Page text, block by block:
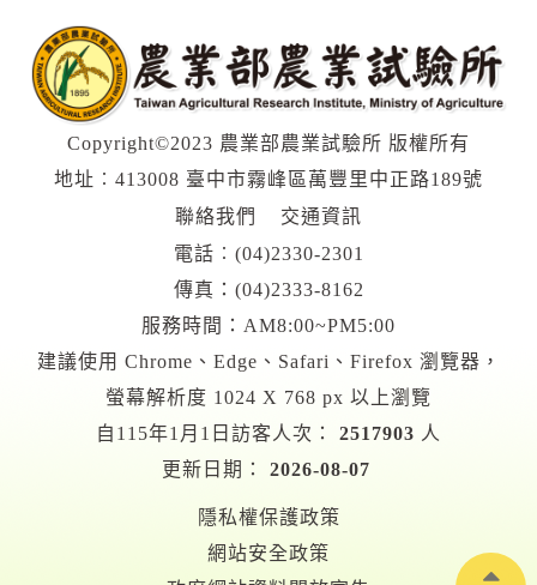
Copyright©2023 農業部農業試驗所 版權所有
地址︰413008 臺中市霧峰區萬豐里中正路189號
聯絡我們
交通資訊
電話︰ (04)2330-2301
傳真：(04)2333-8162
服務時間：AM8:00~PM5:00
建議使用 Chrome、Edge、Safari、Firefox 瀏覽器，
螢幕解析度 1024 X 768 px 以上瀏覽
自115年1月1日訪客人次：
2517903 人
更新日期：
2026-08-07
隱私權保護政策
網站安全政策